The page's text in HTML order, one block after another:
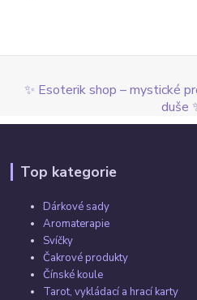
✨ Esoterik shop – mystické
duše
Top kategorie
Dárkové sady
Aromaterapie
Svíčky
Čakrové produkty
Čínské koule
Tarot, vykládací a hrací karty